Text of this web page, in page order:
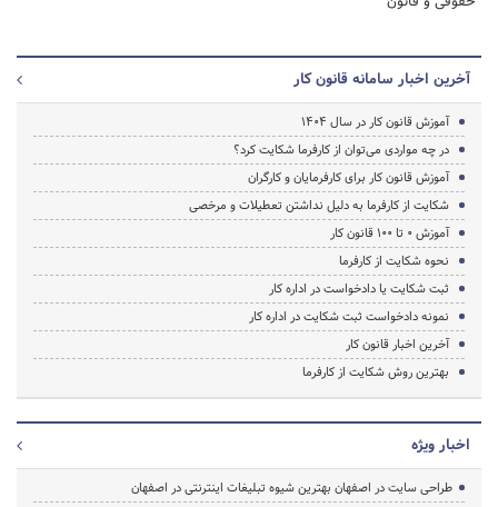
آخرین اخبار سامانه قانون کار
آموزش قانون کار در سال 1404
در چه مواردی می‌توان از کارفرما شکایت کرد؟
آموزش قانون کار برای کارفرمایان و کارگران
شکایت از کارفرما به دلیل نداشتن تعطیلات و مرخصی
آموزش 0 تا 100 قانون کار
نحوه شکایت از کارفرما
ثبت شکایت یا دادخواست در اداره کار
نمونه دادخواست ثبت شکایت در اداره کار
آخرین اخبار قانون کار
بهترین روش شکایت از کارفرما
اخبار ویژه
طراحی سایت در اصفهان بهترین شیوه تبلیغات اینترنتی در اصفهان